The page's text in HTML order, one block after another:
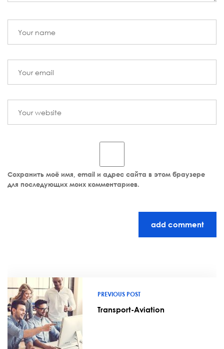
Сохранить моё имя, email и адрес сайта в этом браузере
для последующих моих комментариев.
add comment
PREVIOUS POST
Transport-Aviation